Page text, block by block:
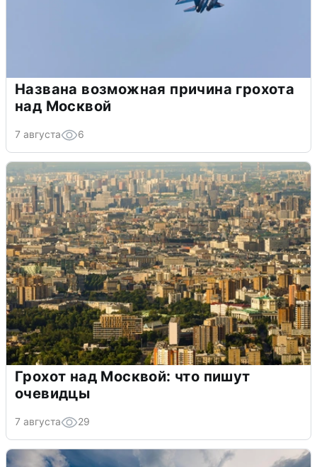
Названа возможная причина грохота
над Москвой
7 августа 6
Грохот над Москвой: что пишут
очевидцы
7 августа 29